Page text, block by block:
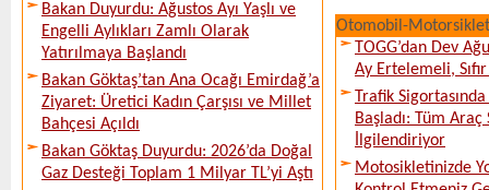
Bakan Duyurdu: Ağustos Ayı Yaşlı ve
Engelli Aylıkları Zamlı Olarak
Yatırılmaya Başlandı
Bakan Göktaş’tan Ana Ocağı Emirdağ’a
Ziyaret: Üretici Kadın Çarşısı ve Millet
Bahçesi Açıldı
Bakan Göktaş Duyurdu: 2026’da Doğal
Gaz Desteği Toplam 1 Milyar TL’yi Aştı
Otomobil-Motorsiklet
TOGG’dan Dev
Ay Ertelemeli,
Trafik
Başladı: Tüm
İlgilendiriyor
Motosikletinizde